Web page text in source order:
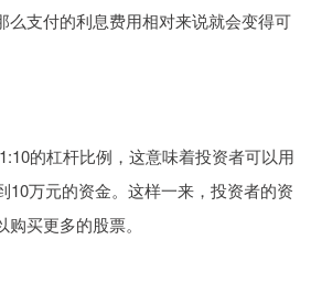
么支付的利息费用相对来说就会变得可
的杠杆比例，这意味着投资者可以用
10万元的资金。这样一来，投资者的资
买更多的股票。